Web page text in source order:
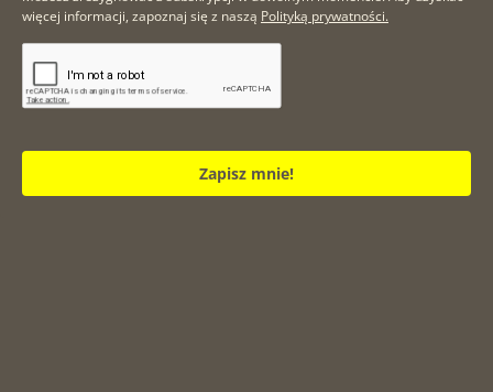
więcej informacji, zapoznaj się z naszą Polityką prywatności.
Zapisz mnie!